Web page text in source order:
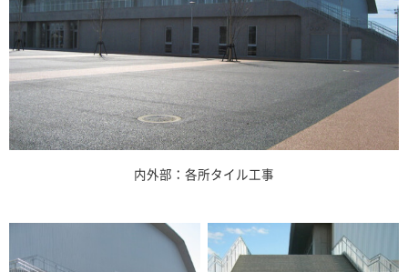
内外部：各所タイル工事